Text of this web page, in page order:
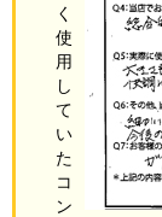
く
使
用
し
て
い
た
コ
ン